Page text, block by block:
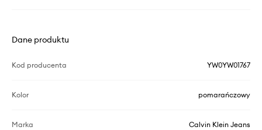
Dane produktu
Kod producenta YW0YW01767
Kolor pomarańczowy
Marka Calvin Klein Jeans